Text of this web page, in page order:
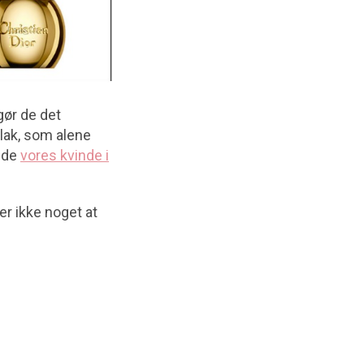
de det
som alene
vores kvinde i
ikke noget at